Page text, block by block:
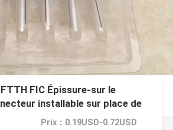
FIC Épissure-sur le
installable sur place de
Prix：0.19USD-0.72USD